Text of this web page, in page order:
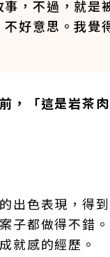
，不過，就是
好意思。我覺
，「這是岩茶
出色表現，得
子都做得不錯
就感的經歷。